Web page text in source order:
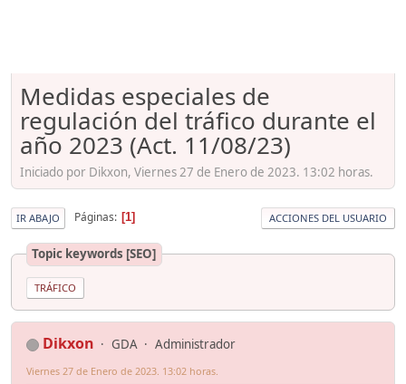
Medidas especiales de
regulación del tráfico durante el
año 2023 (Act. 11/08/23)
Iniciado por Dikxon, Viernes 27 de Enero de 2023. 13:02 horas.
IR ABAJO Páginas 1 ACCIONES DEL USUARIO
Topic keywords [SEO]
TRÁFICO
Dikxon GDA Administrador
Viernes 27 de Enero de 2023. 13:02 horas.